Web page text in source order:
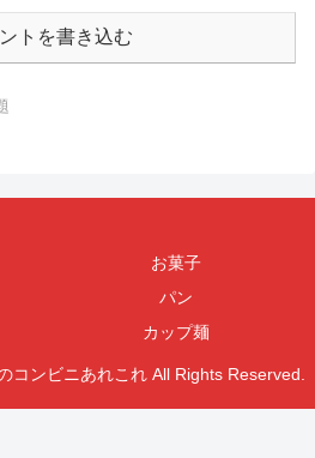
トを書き込む
お菓子
パン
カップ麺
ンビニあれこれ All Rights Reserved.